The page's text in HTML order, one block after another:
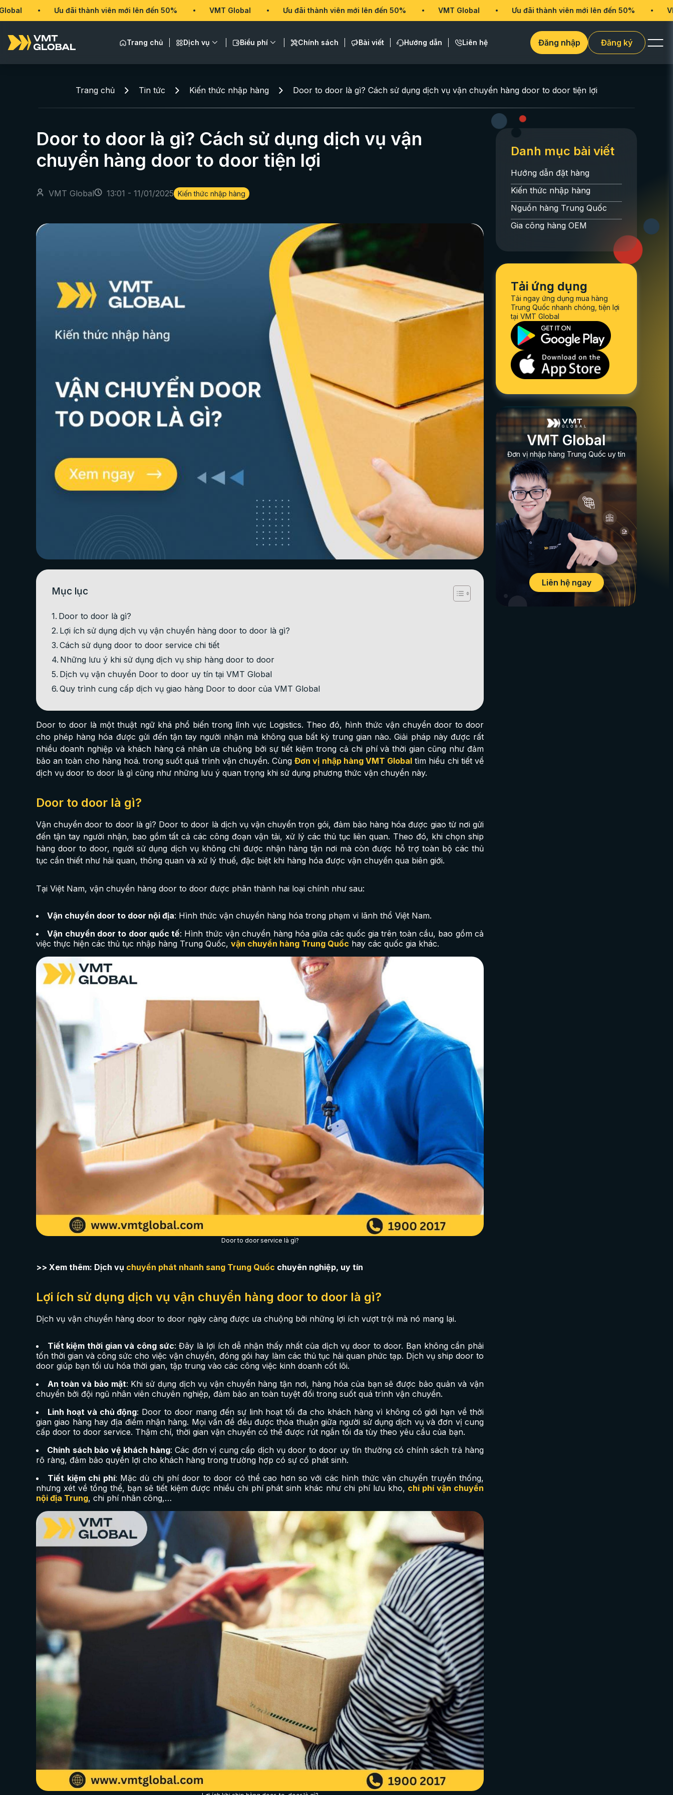
Ưu đãi thành viên mới lên đến 50% VMT Global Ưu đãi thành viên mới lên đến 50% VMT Global Ưu đãi thành viên mới lên đến 50% VMT Global
Trang chủ Dịch vụ Biểu phí Chính sách Bài viết Hướng dẫn Liên hệ Đăng nhập Đăng ký
Trang chủ Tin tức Kiến thức nhập hàng Door to door là gì? Cách sử dụng dịch vụ vận chuyển hàng door to door tiện lợi
Door to door là gì? Cách sử dụng dịch vụ vận
chuyển hàng door to door tiện lợi
VMT Global 13:01 - 11/01/2025 Kiến thức nhập hàng
Mục lục
Door to door là gì?
Lợi ích sử dụng dịch vụ vận chuyển hàng door to door là gì?
Cách sử dụng door to door service chi tiết
Những lưu ý khi sử dụng dịch vụ ship hàng door to door
Dịch vụ vận chuyển Door to door uy tín tại VMT Global
Quy trình cung cấp dịch vụ giao hàng Door to door của VMT Global
Door to door là một thuật ngữ khá phổ biến trong lĩnh vực Logistics. Theo đó, hình thức vận chuyển door to door
cho phép hàng hóa được gửi đến tận tay người nhận mà không qua bất kỳ trung gian nào. Giải pháp này được rất
nhiều doanh nghiệp và khách hàng cá nhân ưa chuộng bởi sự tiết kiệm trong cả chi phí và thời gian cũng như đảm
bảo an toàn cho hàng hoá. trong suốt quá trình vận chuyển. CùngĐơn vị nhập hàng VMT Global tìm hiểu chi tiết về
dịch vụ door to door là gì cũng như những lưu ý quan trọng khi sử dụng phương thức vận chuyển này.
Door to door là gì?
Vận chuyển door to door là gì? Door to door là dịch vụ vận chuyển trọn gói, đảm bảo hàng hóa được giao từ nơi gửi
đến tận tay người nhận, bao gồm tất cả các công đoạn vận tải, xử lý các thủ tục liên quan. Theo đó, khi chọn ship
hàng door to door, người sử dụng dịch vụ không chỉ được nhận hàng tận nơi mà còn được hỗ trợ toàn bộ các thủ
tục cần thiết như hải quan, thông quan và xử lý thuế, đặc biệt khi hàng hóa được vận chuyển qua biên giới.
Tại Việt Nam, vận chuyển hàng door to door được phân thành hai loại chính như sau:
Vận chuyển door to door nội địa: Hình thức vận chuyển hàng hóa trong phạm vi lãnh thổ Việt Nam.
Vận chuyển door to door quốc tế: Hình thức vận chuyển hàng hóa giữa các quốc gia trên toàn cầu, bao gồm cả
việc thực hiện các thủ tục nhập hàng Trung Quốc, vận chuyển hàng Trung Quốc hay các quốc gia khác.
Door to door service là gì?
>> Xem thêm: Dịch vụ chuyển phát nhanh sang Trung Quốc chuyên nghiệp, uy tín
Lợi ích sử dụng dịch vụ vận chuyển hàng door to door là gì?
Dịch vụ vận chuyển hàng door to door ngày càng được ưa chuộng bởi những lợi ích vượt trội mà nó mang lại.
Tiết kiệm thời gian và công sức: Đây là lợi ích dễ nhận thấy nhất của dịch vụ door to door. Bạn không cần phải
tốn thời gian và công sức cho việc vận chuyển, đóng gói hay làm các thủ tục hải quan phức tạp. Dịch vụ ship door to
door giúp bạn tối ưu hóa thời gian, tập trung vào các công việc kinh doanh cốt lõi.
An toàn và bảo mật: Khi sử dụng dịch vụ vận chuyển hàng tận nơi, hàng hóa của bạn sẽ được bảo quản và vận
chuyển bởi đội ngũ nhân viên chuyên nghiệp, đảm bảo an toàn tuyệt đối trong suốt quá trình vận chuyển.
Linh hoạt và chủ động: Door to door mang đến sự linh hoạt tối đa cho khách hàng vì không có giới hạn về thời
gian giao hàng hay địa điểm nhận hàng. Mọi vấn đề đều được thỏa thuận giữa người sử dụng dịch vụ và đơn vị cung
cấp door to door service. Thậm chí, thời gian vận chuyển có thể được rút ngắn tối đa tùy theo yêu cầu của bạn.
Chính sách bảo vệ khách hàng: Các đơn vị cung cấp dịch vụ door to door uy tín thường có chính sách trả hàng
rõ ràng, đảm bảo quyền lợi cho khách hàng trong trường hợp có sự cố phát sinh.
Tiết kiệm chi phí: Mặc dù chi phí door to door có thể cao hơn so với các hình thức vận chuyển truyền thống,
nhưng xét về tổng thể, bạn sẽ tiết kiệm được nhiều chi phí phát sinh khác như chi phí lưu kho, chi phí vận chuyển
nội địa Trung, chi phí nhân công,…
Danh mục bài viết
Hướng dẫn đặt hàng
Kiến thức nhập hàng
Nguồn hàng Trung Quốc
Gia công hàng OEM
Tải ứng dụng
Tải ngay ứng dụng mua hàng
Trung Quốc nhanh chóng, tiện lợi
tại VMT Global
VMT Global
Đơn vị nhập hàng Trung Quốc uy tín
Liên hệ ngay